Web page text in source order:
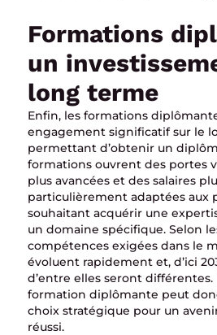
Formations
un
long terme
Enfin, les formations
engagement significatif sur le
permettant d’obtenir un
formations ouvrent des portes
plus avancées et des salaires
particulièrement adaptées aux
souhaitant acquérir une
un domaine spécifique. Selon
compétences exigées dans le
évoluent rapidement et, d’ici
d’entre elles seront
formation diplômante peut
choix stratégique pour un
réussi.